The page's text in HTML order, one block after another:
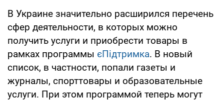
В Украине значительно расширился перечень
сфер деятельности, в которых можно
получить услуги и приобрести товары в
рамках программы єПідтримка. В новый
список, в частности, попали газеты и
журналы, спорттовары и образовательные
услуги. При этом программой теперь могут